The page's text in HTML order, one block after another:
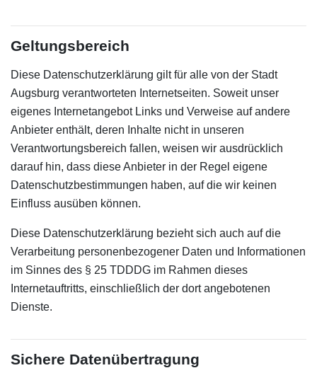
Geltungsbereich
Diese Datenschutzerklärung gilt für alle von der Stadt
Augsburg verantworteten Internetseiten. Soweit unser
eigenes Internetangebot Links und Verweise auf andere
Anbieter enthält, deren Inhalte nicht in unseren
Verantwortungsbereich fallen, weisen wir ausdrücklich
darauf hin, dass diese Anbieter in der Regel eigene
Datenschutzbestimmungen haben, auf die wir keinen
Einfluss ausüben können.
Diese Datenschutzerklärung bezieht sich auch auf die
Verarbeitung personenbezogener Daten und Informationen
im Sinnes des § 25 TDDDG im Rahmen dieses
Internetauftritts, einschließlich der dort angebotenen
Dienste.
Sichere Datenübertragung